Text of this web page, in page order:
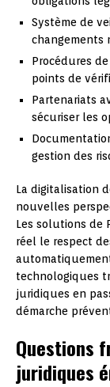
Système de
changements
Procédures
points de
Partenariats
sécuriser les
gestion des
La digitalisation
nouvelles
Les solutions de
réel le respect
technologiques
juridiques en
démarche
Questions
juridiques